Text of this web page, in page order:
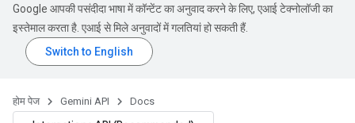
Google आपकी पसंदीदा भाषा में कॉन्टेंट का अनुवाद करने के लिए, एआई टेक्नोलॉजी का
इस्तेमाल करता है. एआई से मिले अनुवादों में गलतियां हो सकती हैं.
होम पेज Gemini API Docs